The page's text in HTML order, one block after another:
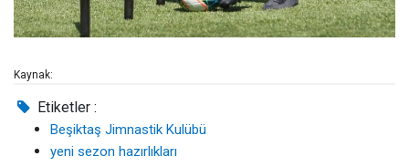
Kaynak:
Etiketler :
Beşiktaş Jimnastik Kulübü
yeni sezon hazırlıkları